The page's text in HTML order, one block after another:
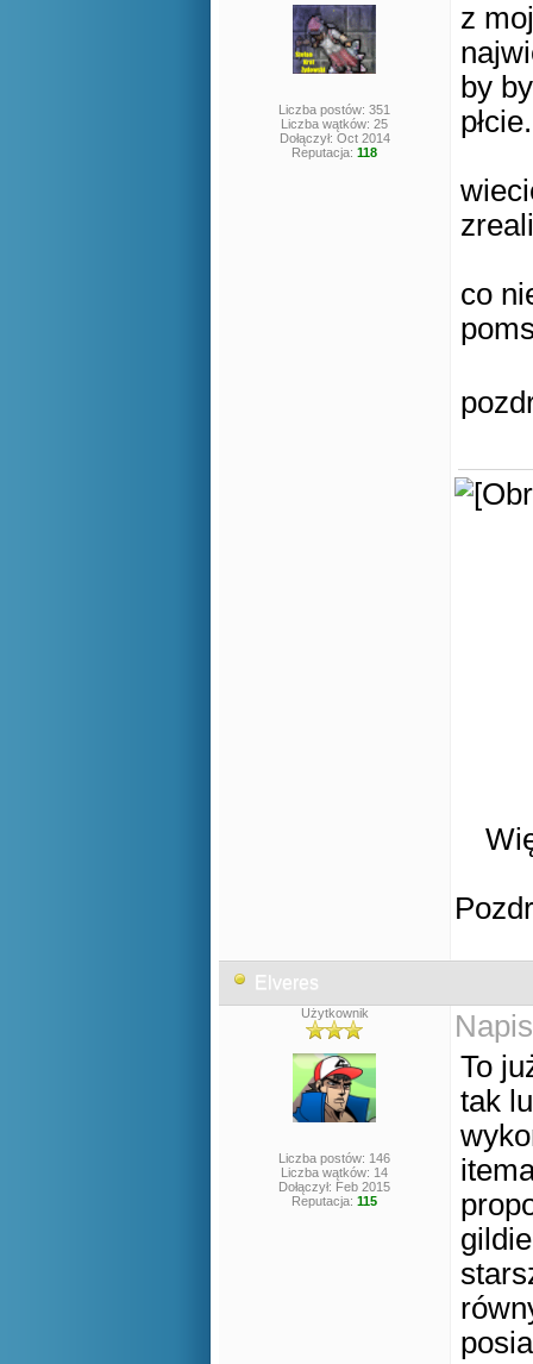
Liczba postów: 351
Liczba wątków: 25
Dołączył: Oct 2014
Reputacja: 118
z
by
co
Elveres
Użytkownik
Liczba postów: 146
Liczba wątków: 14
Dołączył: Feb 2015
Reputacja: 115
To
tak